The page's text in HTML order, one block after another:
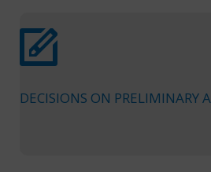
DECISIONS ON PRELIMINARY